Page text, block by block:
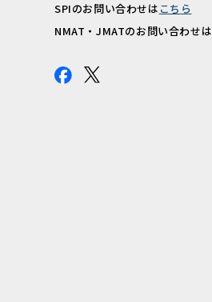
SPIのお問い合わせは こちら
NMAT・JMATのお問い合わせは